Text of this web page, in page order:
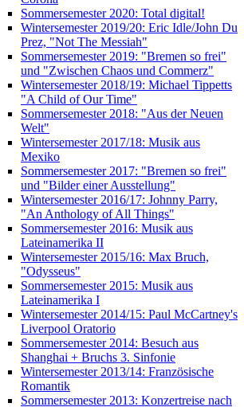
Sommersemester 2020: Total digital!
Wintersemester 2019/20: Eric Idle/John Du
Prez, "Not The Messiah"
Sommersemester 2019: "Bremen so frei"
und "Zwischen Chaos und Commerz"
Wintersemester 2018/19: Michael Tippetts
"A Child of Our Time"
Sommersemester 2018: "Aus der Neuen
Welt"
Wintersemester 2017/18: Musik aus
Mexiko
Sommersemester 2017: "Bremen so frei"
und "Bilder einer Ausstellung"
Wintersemester 2016/17: Johnny Parry,
"An Anthology of All Things"
Sommersemester 2016: Musik aus
Lateinamerika II
Wintersemester 2015/16: Max Bruch,
"Odysseus"
Sommersemester 2015: Musik aus
Lateinamerika I
Wintersemester 2014/15: Paul McCartney's
Liverpool Oratorio
Sommersemester 2014: Besuch aus
Shanghai + Bruchs 3. Sinfonie
Wintersemester 2013/14: Französische
Romantik
Sommersemester 2013: Konzertreise nach